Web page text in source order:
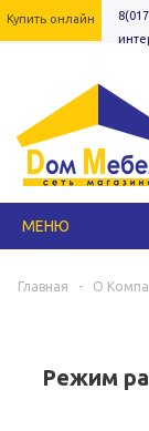
Купить онлайн
МЕНЮ
Главная - О
Режим